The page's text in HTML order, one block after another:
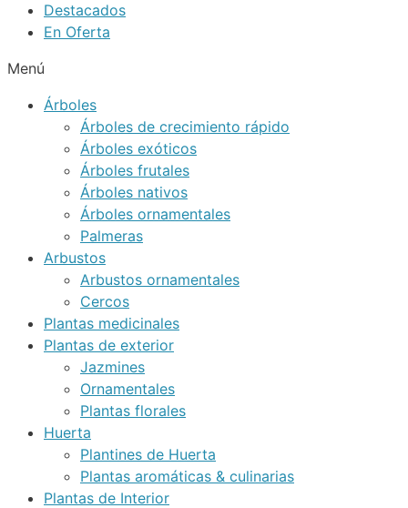
Destacados
En Oferta
Menú
Árboles
Árboles de crecimiento rápido
Árboles exóticos
Árboles frutales
Árboles nativos
Árboles ornamentales
Palmeras
Arbustos
Arbustos ornamentales
Cercos
Plantas medicinales
Plantas de exterior
Jazmines
Ornamentales
Plantas florales
Huerta
Plantines de Huerta
Plantas aromáticas & culinarias
Plantas de Interior